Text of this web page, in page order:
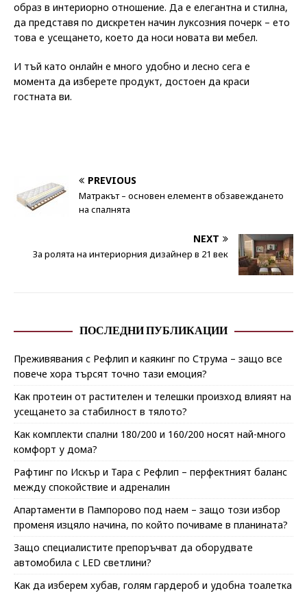
образ в интериорно отношение. Да е елегантна и стилна,
да представя по дискретен начин луксозния почерк – ето
това е усещането, което да носи новата ви мебел.
И тъй като онлайн е много удобно и лесно сега е
момента да изберете продукт, достоен да краси
гостната ви.
PREVIOUS
Матракът – основен елемент в обзавеждането
на спалнята
NEXT
За ролята на интериорния дизайнер в 21 век
ПОСЛЕДНИ ПУБЛИКАЦИИ
Преживявания с Рефлип и каякинг по Струма – защо все
повече хора търсят точно тази емоция?
Как протеин от растителен и телешки произход влияят на
усещането за стабилност в тялото?
Как комплекти спални 180/200 и 160/200 носят най-много
комфорт у дома?
Рафтинг по Искър и Тара с Рефлип – перфектният баланс
между спокойствие и адреналин
Апартаменти в Пампорово под наем – защо този избор
променя изцяло начина, по който почиваме в планината?
Защо специалистите препоръчват да оборудвате
автомобила с LED светлини?
Как да изберем хубав, голям гардероб и удобна тоалетка